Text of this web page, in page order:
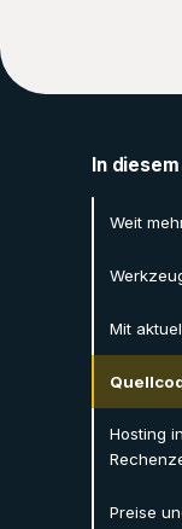
In
Weit
Mit
Hosting
Preise